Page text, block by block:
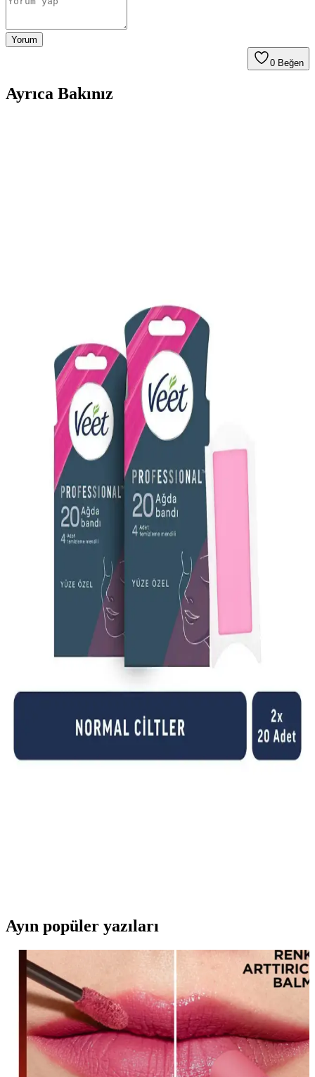
Yorum
0 Beğen
Ayrıca Bakınız
Üst Dudak Tüylerinden Kurtulma Yöntemleri ve
Cilt Bakımı Rehberi
Üst dudak tüylerinden kurtulmak için tıraş, ağda, dermaplaning,
lazer gibi yöntemler ve cilt bakım önerileri ele alınmaktadır. Cilt tipi
ve hassasiyet göz önünde bulundurulmalıdır.
Alerjiye Karşı Güvenli ve Etkili Ağda Kremleri ile
Cilt Sağlığını Koruma
Alerjik reaksiyonları hafifletmek ve önlemek için antihistaminik ve
doğal çözümler içeren ağda kremleri hakkında bilgi edinin,
kullanırken dikkat edilmesi gerekenler ve öneriler.
Genel Markalar Ağda Bezi 80 Metre: Dayanıklı ve
Ekonomik Kozmetik Malzeme Seçenekleri
80 metre uzunluğundaki Genel Markalar Ağda Bezi, dayanıklılığı ve
ekonomik fiyatıyla kozmetik ve bakım alanında tercih edilir.
Kullanıcı memnuniyetini artıran özellikleriyle profesyonel ve ev
kullanımı için uygundur.
Hassas Ciltler İçin Güvenilir Kuaf Kalıp Ağda
Azulen 400 ml Doğal ve Yatıştırıcı Özelliklerle
Hassas ciltlere uygun, doğal içeriklerle zenginleştirilmiş ve yatıştırıcı
kullanımıyla epilasyon sonrası konfor sağlar.
Ağda Sonrası Cilt Tahrişi ve Alerjik Reaksiyonlar
İçin Bilinçli Bakım Yöntemleri
Ağda sonrası ciltte görülen tahriş ve alerjik reaksiyonları azaltmak
Ayın popüler yazıları